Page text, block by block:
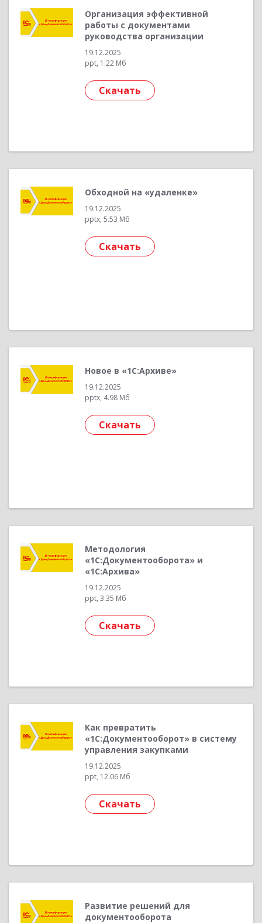
Организация эффективной
работы с документами
руководства организации
19.12.2025
ppt, 1.22 Мб
Скачать
Обходной на «удаленке»
19.12.2025
pptx, 5.53 Мб
Скачать
Новое в «1С:Архиве»
19.12.2025
pptx, 4.98 Мб
Скачать
Методология
«1С:Документооборота» и
«1С:Архива»
19.12.2025
ppt, 3.35 Мб
Скачать
Как превратить
«1С:Документооборот» в систему
управления закупками
19.12.2025
ppt, 12.06 Мб
Скачать
Развитие решений для
документооборота